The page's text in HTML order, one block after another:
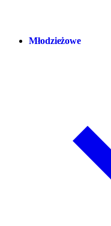
Młodzieżowe